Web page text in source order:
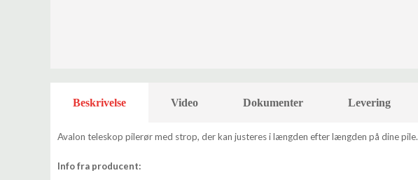
Beskrivelse Video Dokumenter Levering
Avalon teleskop pilerør med strop, der kan justeres i længden efter længden på dine pile.
Info fra producent: